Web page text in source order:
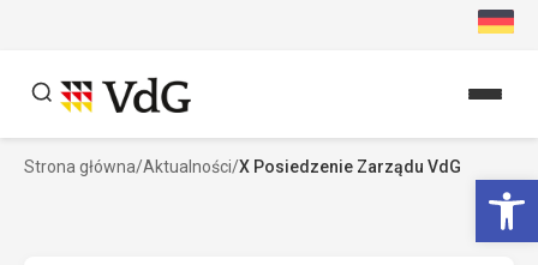
Szukaj
Strona główna/Aktualności/X Posiedzenie Zarządu VdG